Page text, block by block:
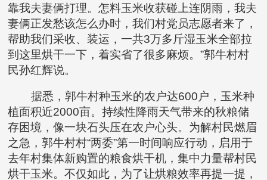
靠我夫妻俩打理。怎料玉米收获碰上连阴雨，我夫
妻俩正发愁该怎么办时，我们村党员志愿者来了，
帮助我们采收、装运，一共3万多斤湿玉米全部拉
到这里烘干一下，着实省了很多麻烦。”郭牛村村
民孙红辉说。
据悉，郭牛村种玉米的农户达600户，玉米种
植面积近2000亩。持续性降雨天气带来的秋粮储
存困境，像一块石头压在农户心头。为解村民燃眉
之急，郭牛村村“两委”第一时间响应行动，启用于
去年村集体新购置的粮食烘干机，集中力量帮村民
烘干玉米。不仅如此，为了让烘粮效率再提一提，